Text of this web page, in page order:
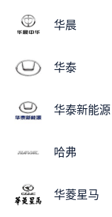
华晨
华泰
华泰新能源
哈弗
华菱星马